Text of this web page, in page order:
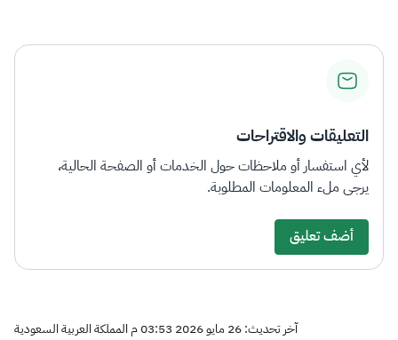
التعليقات والاقتراحات
لأي استفسار أو ملاحظات حول الخدمات أو الصفحة الحالية،
يرجى ملء المعلومات المطلوبة.
أضف تعليق
آخر تحديث: 26 مايو 2026 03:53 م المملكة العربية السعودية